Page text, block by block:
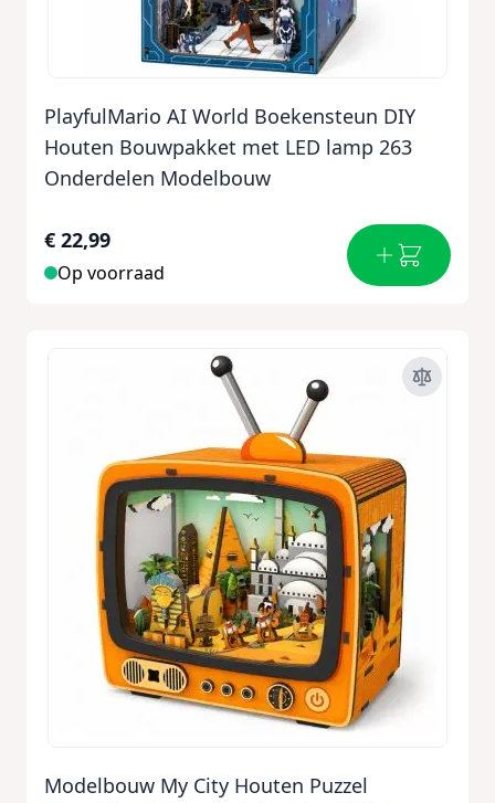
PlayfulMario AI World Boekensteun DIY
Houten Bouwpakket met LED lamp 263
Onderdelen Modelbouw
€ 22,99
Op voorraad
Modelbouw My City Houten Puzzel